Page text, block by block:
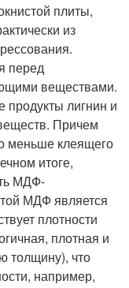
плиты,
из
перед
веществами.
продукты лигнин и
Причем
меньше клеящего
итоге,
МДФ-
МДФ является
плотности
плотная и
толщину), что
например,